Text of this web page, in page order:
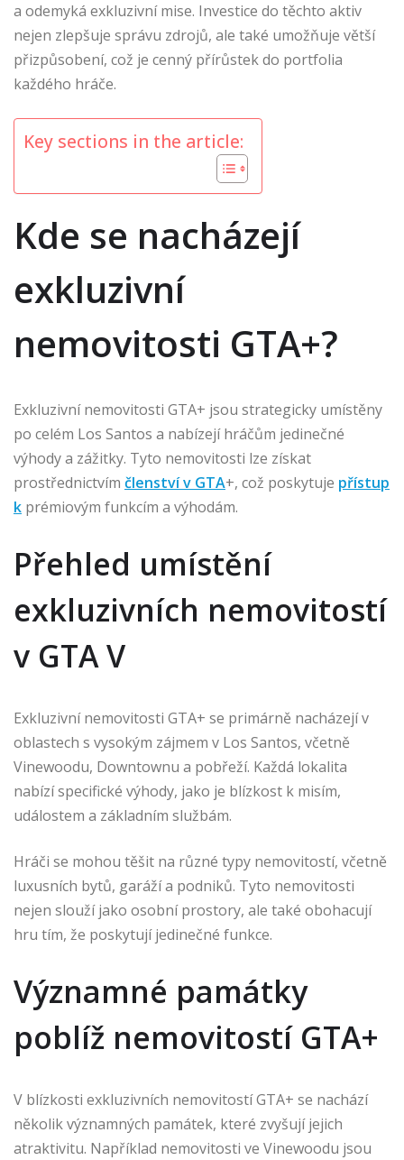
a odemyká exkluzivní mise. Investice do těchto aktiv
nejen zlepšuje správu zdrojů, ale také umožňuje větší
přizpůsobení, což je cenný přírůstek do portfolia
každého hráče.
Key sections in the article:
Kde se nacházejí
exkluzivní
nemovitosti GTA+?
Exkluzivní nemovitosti GTA+ jsou strategicky umístěny
po celém Los Santos a nabízejí hráčům jedinečné
výhody a zážitky. Tyto nemovitosti lze získat
prostřednictvím členství v GTA+, což poskytuje přístup
k prémiovým funkcím a výhodám.
Přehled umístění
exkluzivních nemovitostí
v GTA V
Exkluzivní nemovitosti GTA+ se primárně nacházejí v
oblastech s vysokým zájmem v Los Santos, včetně
Vinewoodu, Downtownu a pobřeží. Každá lokalita
nabízí specifické výhody, jako je blízkost k misím,
událostem a základním službám.
Hráči se mohou těšit na různé typy nemovitostí, včetně
luxusních bytů, garáží a podniků. Tyto nemovitosti
nejen slouží jako osobní prostory, ale také obohacují
hru tím, že poskytují jedinečné funkce.
Významné památky
poblíž nemovitostí GTA+
V blízkosti exkluzivních nemovitostí GTA+ se nachází
několik významných památek, které zvyšují jejich
atraktivitu. Například nemovitosti ve Vinewoodu jsou